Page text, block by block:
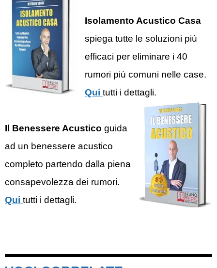
Isolamento Acustico Casa
spiega tutte le soluzioni più
efficaci per eliminare i 40
rumori più comuni nelle case.
Qui tutti i dettagli.
Il Benessere Acustico guida
ad un benessere acustico
completo partendo dalla piena
consapevolezza dei rumori.
Qui tutti i dettagli.